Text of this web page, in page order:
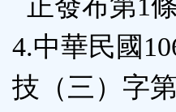
正發布第1
4.中華民國
技（三）字